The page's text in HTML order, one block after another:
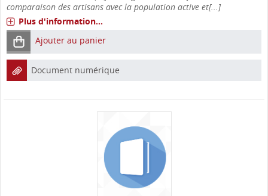
comparaison des artisans avec la population active et[...]
Plus d'information...
Ajouter au panier
Document numérique